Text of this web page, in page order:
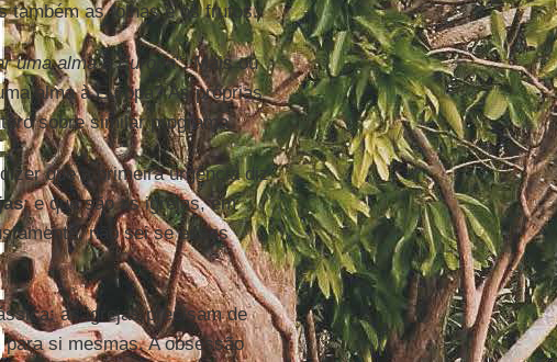
também as folhas e os frutos.
uma alma à Europa". Mais ou
alma à Europa? As próprias
sobre similar programa.
que a primeira urgência diz
; e que são as igrejas, em
não sei se essas
as igrejas precisam de
para si mesmas. A obsessão